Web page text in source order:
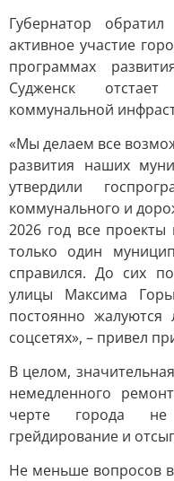
Губернатор
активное участие
программах
Судженск
коммунальной
«Мы делаем все
развития наших
утвердили
коммунального и
2026 год все
только один
справился. До сих
улицы Максима
постоянно
соцсетях», – привел
В целом,
немедленного
черте города не
грейдирование и
Не меньше вопросов